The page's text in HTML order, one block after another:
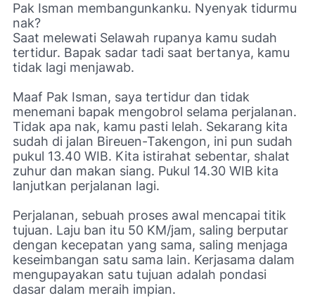
Pak Isman membangunkanku. Nyenyak tidurmu
nak?
Saat melewati Selawah rupanya kamu sudah
tertidur. Bapak sadar tadi saat bertanya, kamu
tidak lagi menjawab.
Maaf Pak Isman, saya tertidur dan tidak
menemani bapak mengobrol selama perjalanan.
Tidak apa nak, kamu pasti lelah. Sekarang kita
sudah di jalan Bireuen-Takengon, ini pun sudah
pukul 13.40 WIB. Kita istirahat sebentar, shalat
zuhur dan makan siang. Pukul 14.30 WIB kita
lanjutkan perjalanan lagi.
Perjalanan, sebuah proses awal mencapai titik
tujuan. Laju ban itu 50 KM/jam, saling berputar
dengan kecepatan yang sama, saling menjaga
keseimbangan satu sama lain. Kerjasama dalam
mengupayakan satu tujuan adalah pondasi
dasar dalam meraih impian.